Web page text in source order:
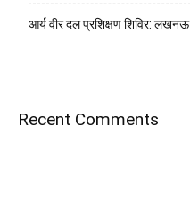
आर्य वीर दल प्रशिक्षण शिविर: लखनऊ
Recent Comments